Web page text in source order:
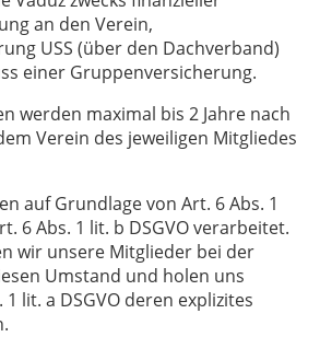
an den Verein,
USS (über den Dachverband)
einer Gruppenversicherung.
werden maximal bis 2 Jahre nach
Verein des jeweiligen Mitgliedes
auf Grundlage von Art. 6 Abs. 1
6 Abs. 1 lit. b DSGVO verarbeitet.
wir unsere Mitglieder bei der
Umstand und holen uns
1 lit. a DSGVO deren explizites